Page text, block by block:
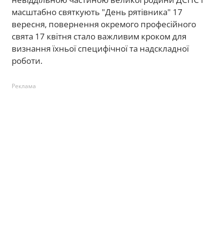
масштабно святкують "День рятівника" 17
вересня, повернення окремого професійного
свята 17 квітня стало важливим кроком для
визнання їхньої специфічної та надскладної
роботи.
Реклама